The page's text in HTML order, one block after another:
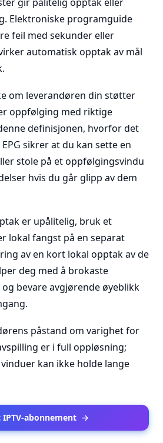
Elektroniske programguide
feil med sekunder eller
automatisk opptak av mål
om leverandøren din støtter
oppfølging med riktige
definisjonen, hvorfor det
sikrer at du kan sette en
stole på et oppfølgingsvindu
hvis du går glipp av dem
er upålitelig, bruk et
lokal fangst på en separat
av en kort lokal opptak av de
deg med å brokaste
bevare avgjørende øyeblikk
påstand om varighet for
er i full oppløsning;
kan ikke holde lange
IPTV-abonnement →